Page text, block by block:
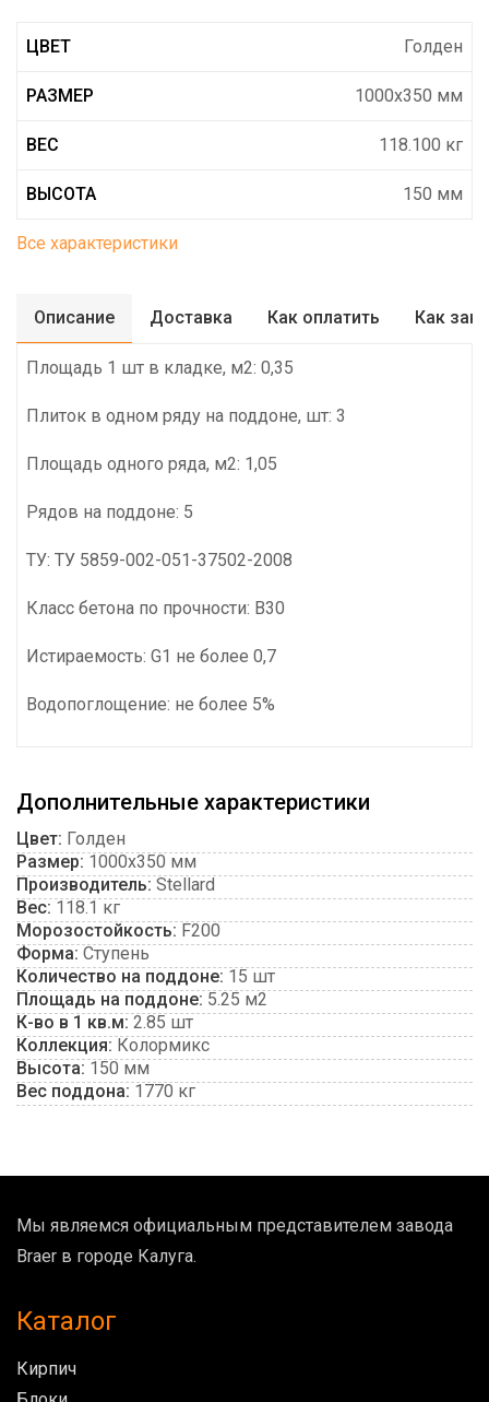
ЦВЕТ Голден
РАЗМЕР 1000х350 мм
ВЕС 118.100 кг
ВЫСОТА 150 мм
Все характеристики
Описание Доставка Как оплатить Как
Площадь 1 шт в кладке, м2: 0,35
Плиток в одном ряду на поддоне, шт: 3
Площадь одного ряда, м2: 1,05
Рядов на поддоне: 5
ТУ: ТУ 5859-002-051-37502-2008
Класс бетона по прочности: В30
Истираемость: G1 не более 0,7
Водопоглощение: не более 5%
Дополнительные характеристики
Цвет: Голден
Размер: 1000х350 мм
Производитель: Stellard
Вес: 118.1 кг
Морозостойкость: F200
Форма: Ступень
Количество на поддоне: 15 шт
Площадь на поддоне: 5.25 м2
К-во в 1 кв.м: 2.85 шт
Коллекция: Колормикс
Высота: 150 мм
Вес поддона: 1770 кг
Мы являемся официальным представителем завода
Braer в городе Калуга.
Каталог
Кирпич